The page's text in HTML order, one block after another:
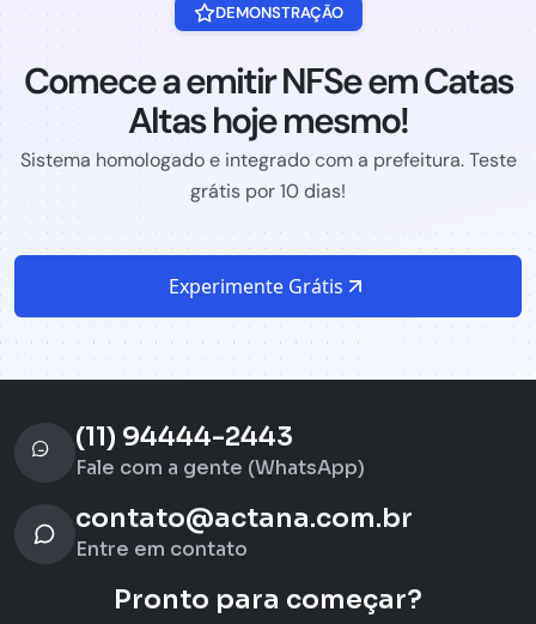
DEMONSTRAÇÃO
Comece a emitir NFSe em Catas
Altas hoje mesmo!
Sistema homologado e integrado com a prefeitura. Teste
grátis por 10 dias!
Experimente Grátis
(11) 94444-2443
Fale com a gente (WhatsApp)
contato@actana.com.br
Entre em contato
Pronto para começar?